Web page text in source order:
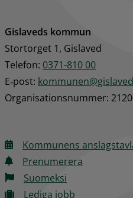
Gislaveds kommun
Stortorget 1, Gislaved
Telefon: 0371-810 00
E‑post:
Organisationsnummer:
Kommunens
Prenumerera
Suomeksi
Lediga jobb